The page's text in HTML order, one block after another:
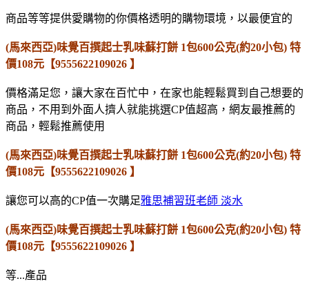
商品等等提供愛購物的你價格透明的購物環境，以最便宜的
(馬來西亞)味覺百撰起士乳味蘇打餅 1包600公克(約20小包) 特
價108元【9555622109026 】
價格滿足您，讓大家在百忙中，在家也能輕鬆買到自己想要的
商品，不用到外面人擠人就能挑選CP值超高，網友最推薦的
商品，輕鬆推薦使用
(馬來西亞)味覺百撰起士乳味蘇打餅 1包600公克(約20小包) 特
價108元【9555622109026 】
讓您可以高的CP值一次購足雅思補習班老師 淡水
(馬來西亞)味覺百撰起士乳味蘇打餅 1包600公克(約20小包) 特
價108元【9555622109026 】
等...產品